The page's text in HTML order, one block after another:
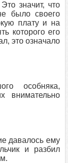
значит, что
было своего
плату и на
которого его
это означало
особняка,
внимательно
давалось ему
и разбил